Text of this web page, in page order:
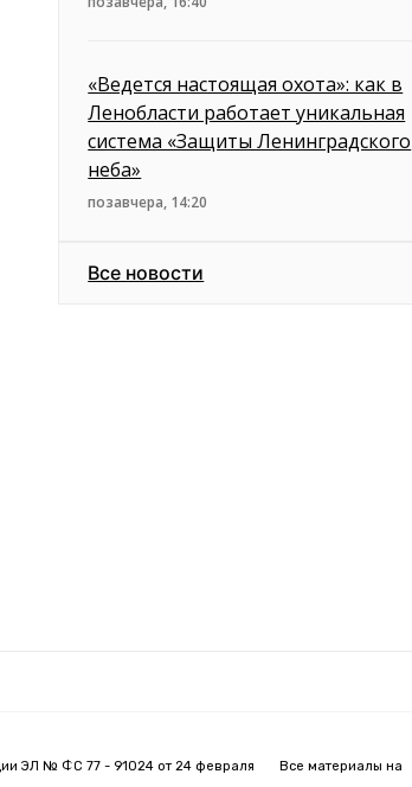
«Ведется настоящая охота»: как в
Ленобласти работает уникальная
система «Защиты Ленинградского
неба»
позавчера, 14:20
Все новости
ЭЛ № ФС 77 - 91024 от 24 февраля Все материалы на